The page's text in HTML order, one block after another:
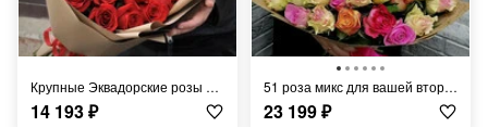
Крупные Эквадорские розы по супер-цене 50см
14 193₽
51 роза микс для вашей второй половинки
23 199₽